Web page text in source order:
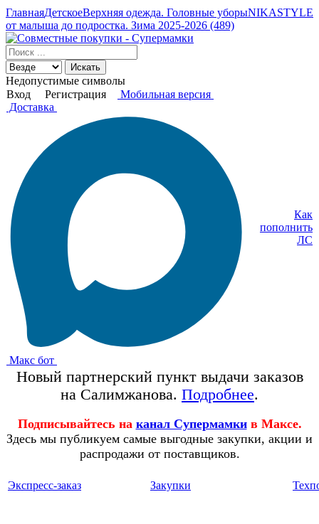
ГлавнаяДетскоеВерхняя одежда. Головные уборыNIKASTYLE
от малыша до подростка. Зима 2025-2026 (489)
Искать
Недопустимые символы
Вход
Регистрация
Мобильная версия
Доставка
Макс бот
Как
пополнить
ЛС
Новый партнерский пункт выдачи заказов
на Салимжанова. Подробнее.
Подписывайтесь на канал Супермамки в Максе.
Здесь мы публикуем самые выгодные закупки, акции и
распродажи от поставщиков.
Экспресс-заказ Закупки